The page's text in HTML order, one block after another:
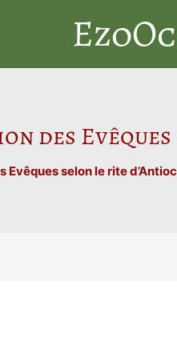
des
Evêques selon le rite